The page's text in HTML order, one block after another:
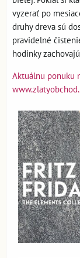
vyzerať po
druhy dreva sú
pravidelné
hodinky
Aktuálnu ponuku